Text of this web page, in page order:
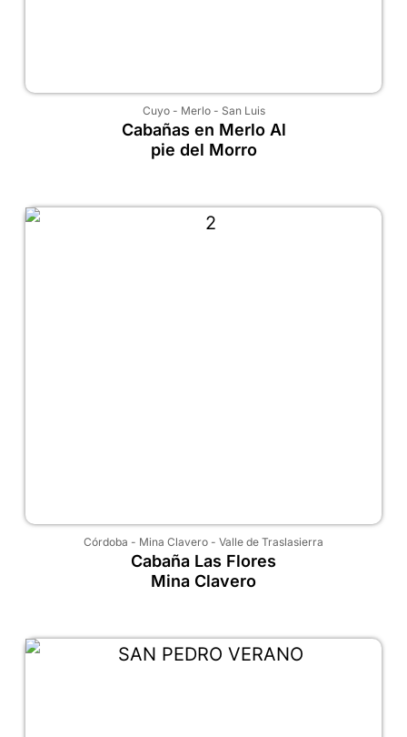
Cuyo- Merlo- San Luis
Cabañas en Merlo Al
pie del Morro
Córdoba - Mina Clavero - Valle de Traslasierra
Cabaña Las Flores
Mina Clavero